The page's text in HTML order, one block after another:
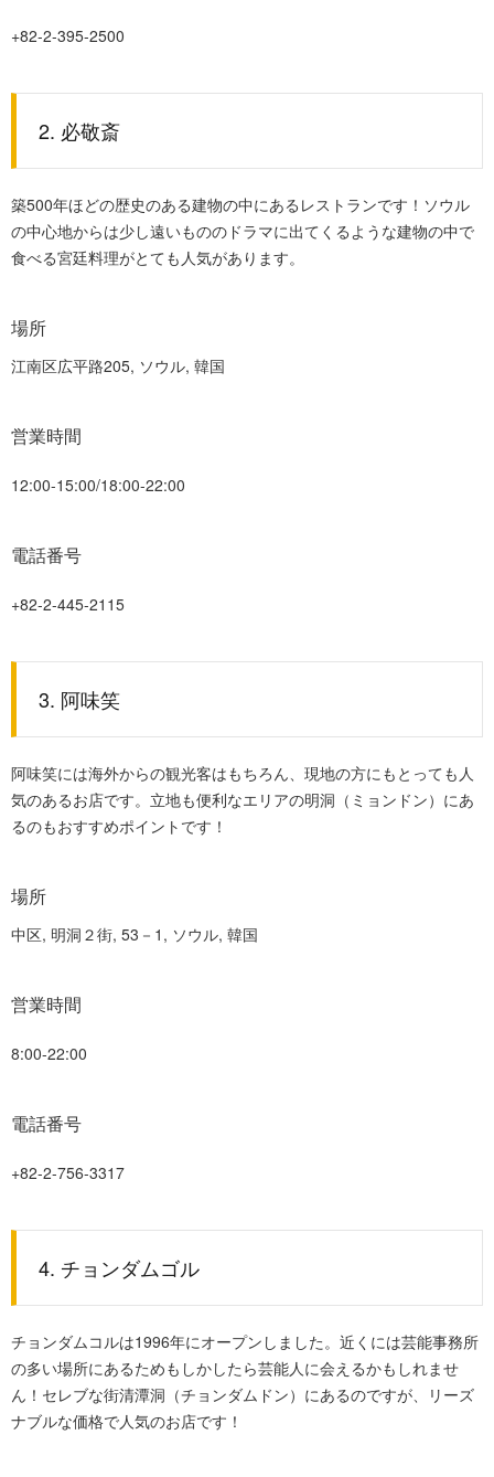
+82-2-395-2500
2. 必敬斎
築500年ほどの歴史のある建物の中にあるレストランです！ソウル
の中心地からは少し遠いもののドラマに出てくるような建物の中で
食べる宮廷料理がとても人気があります。
場所
江南区広平路205, ソウル, 韓国
営業時間
12:00-15:00/18:00-22:00
電話番号
+82-2-445-2115
3. 阿味笑
阿味笑には海外からの観光客はもちろん、現地の方にもとっても人
気のあるお店です。立地も便利なエリアの明洞（ミョンドン）にあ
るのもおすすめポイントです！
場所
中区, 明洞２街, 53－1, ソウル, 韓国
営業時間
8:00-22:00
電話番号
+82-2-756-3317
4. チョンダムゴル
チョンダムコルは1996年にオープンしました。近くには芸能事務所
の多い場所にあるためもしかしたら芸能人に会えるかもしれませ
ん！セレブな街清潭洞（チョンダムドン）にあるのですが、リーズ
ナブルな価格で人気のお店です！